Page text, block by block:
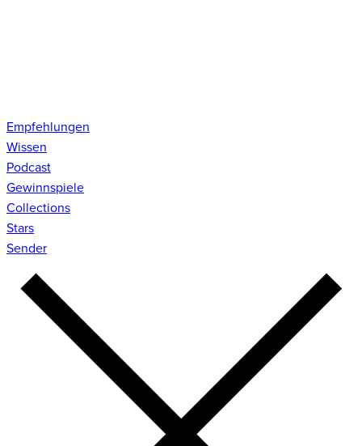
Empfehlungen
Wissen
Podcast
Gewinnspiele
Collections
Stars
Sender